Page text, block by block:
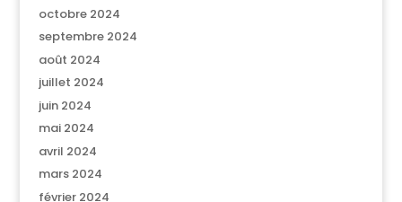
octobre 2024
septembre 2024
août 2024
juillet 2024
juin 2024
mai 2024
avril 2024
mars 2024
février 2024